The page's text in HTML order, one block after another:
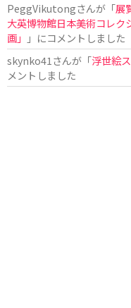
PeggVikutongさんが「展
大英博物館日本美術コレ
画」
」にコメントしました
skynko41さんが「浮世絵
メントしました